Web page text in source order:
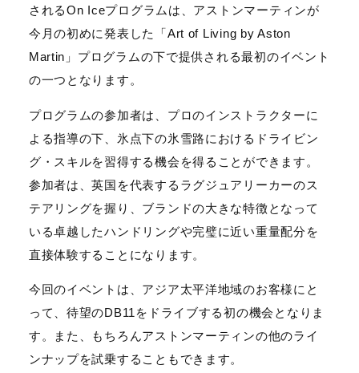
されるOn Iceプログラムは、アストンマーティンが
今月の初めに発表した「Art of Living by Aston
Martin」プログラムの下で提供される最初のイベント
の一つとなります。
プログラムの参加者は、プロのインストラクターに
よる指導の下、氷点下の氷雪路におけるドライビン
グ・スキルを習得する機会を得ることができます。
参加者は、英国を代表するラグジュアリーカーのス
テアリングを握り、ブランドの大きな特徴となって
いる卓越したハンドリングや完璧に近い重量配分を
直接体験することになります。
今回のイベントは、アジア太平洋地域のお客様にと
って、待望のDB11をドライブする初の機会となりま
す。また、もちろんアストンマーティンの他のライ
ンナップを試乗することもできます。